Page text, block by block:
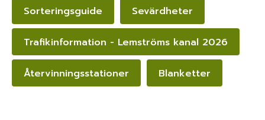
Sorteringsguide Sevärdheter
Trafikinformation - Lemströms kanal 2026
Återvinningsstationer Blanketter